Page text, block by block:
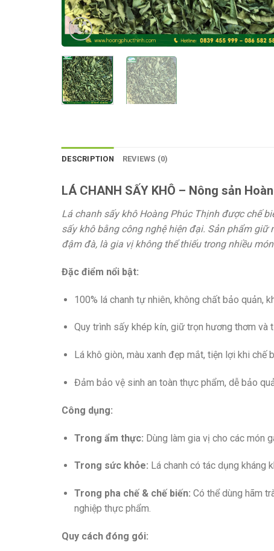
DESCRIPTION REVIEWS (0)
LÁ CHANH SẤY KHÔ – Nông sản
Lá chanh sấy khô Hoàng Phúc Thịnh được chế
sấy khô bằng công nghệ hiện đại. Sản phẩm
đậm đà, là gia vị không thể thiếu trong nhiều
Đặc điểm nổi bật:
100% lá chanh tự nhiên, không chất bảo quản,
Quy trình sấy khép kín, giữ trọn hương thơm và
Lá khô giòn, màu xanh đẹp mắt, tiện lợi khi chế
Đảm bảo vệ sinh an toàn thực phẩm, dễ bảo
Công dụng:
Trong ẩm thực: Dùng làm gia vị cho các món
Trong sức khỏe: Lá chanh có tác dụng kháng
Trong pha chế & chế biến: Có thể dùng hãm
nghiệp thực phẩm.
Quy cách đóng gói: